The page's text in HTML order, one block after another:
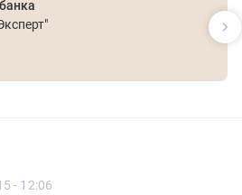
- 12:06